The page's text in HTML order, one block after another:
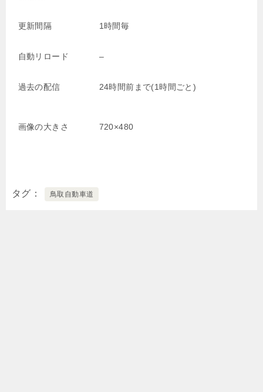
更新間隔 1時間毎
自動リロード –
過去の配信 24時間前まで(1時間ごと)
画像の大きさ 720×480
タグ 鳥取自動車道